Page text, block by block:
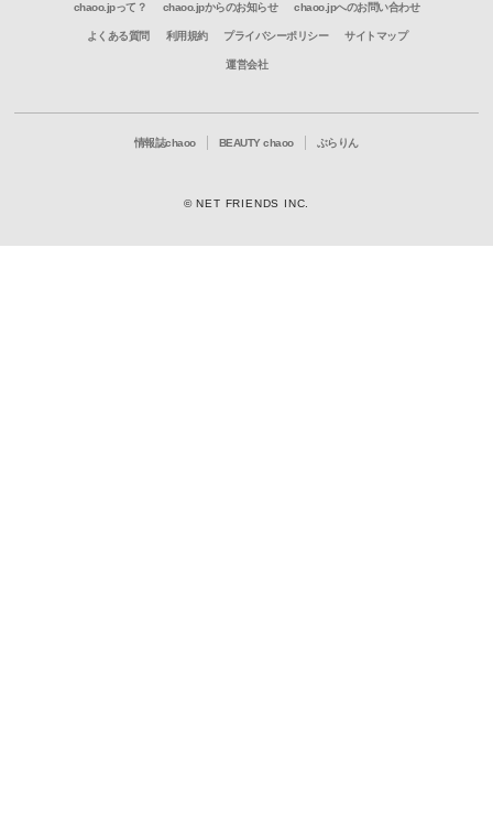
chaoo.jpって？ chaoo.jpからのお知らせ chaoo.jpへのお問い合わせ
よくある質問 利用規約 プライバシーポリシー サイトマップ
運営会社
情報誌chaoo BEAUTY chaoo ぶらりん
© NET FRIENDS INC.